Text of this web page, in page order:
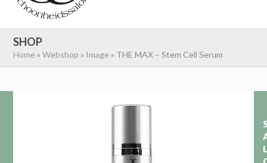
mobile
menu
mobile
menu
SHOP
Home »Webshop » Image » THE MAX – Stem Cell Serum
L